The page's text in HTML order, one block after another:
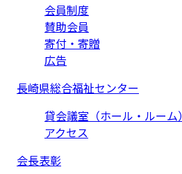
会員制度
賛助会員
寄付・寄贈
広告
長崎県総合福祉センター
貸会議室（ホール・ルーム）
アクセス
会長表彰